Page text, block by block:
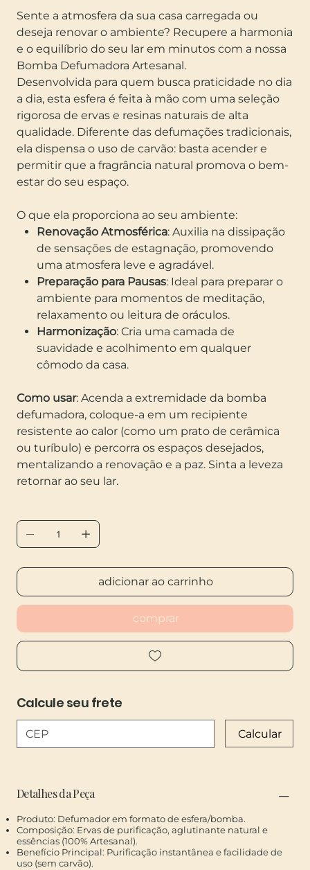
Sente a atmosfera da sua casa carregada ou
deseja renovar o ambiente? Recupere a harmonia
e o equilíbrio do seu lar em minutos com a nossa
Bomba Defumadora Artesanal.
Desenvolvida para quem busca praticidade no dia
a dia, esta esfera é feita à mão com uma seleção
rigorosa de ervas e resinas naturais de alta
qualidade. Diferente das defumações tradicionais,
ela dispensa o uso de carvão: basta acender e
permitir que a fragrância natural promova o bem-
estar do seu espaço.
O que ela proporciona ao seu ambiente:
Renovação Atmosférica: Auxilia na dissipação
de sensações de estagnação, promovendo
uma atmosfera leve e agradável.
Preparação para Pausas: Ideal para preparar o
ambiente para momentos de meditação,
relaxamento ou leitura de oráculos.
Harmonização: Cria uma camada de
suavidade e acolhimento em qualquer
cômodo da casa.
Como usar: Acenda a extremidade da bomba
defumadora, coloque-a em um recipiente
resistente ao calor (como um prato de cerâmica
ou turíbulo) e percorra os espaços desejados,
mentalizando a renovação e a paz. Sinta a leveza
retornar ao seu lar.
adicionar ao carrinho
comprar
Calcule seu frete
Calcular
​Detalhes da Peça
Produto: Defumador em formato de esfera/bomba.
Composição: Ervas de purificação, aglutinante natural e
essências (100% Artesanal).
Benefício Principal: Purificação instantânea e facilidade de
uso (sem carvão).